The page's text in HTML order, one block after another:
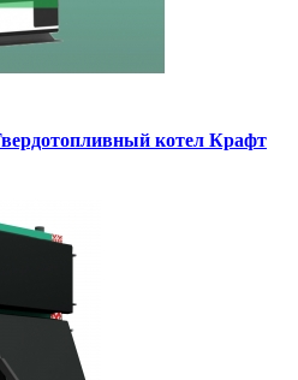
котел Крафт